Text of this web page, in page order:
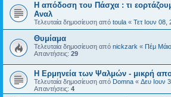
Η απόδοση του Πάσχα : τι
Αναλ
Τελευταία δημοσίευση από toula « Τετ Ιουν
Θυμίαμα
Τελευταία δημοσίευση από nickzark « Πέμ
Απαντήσεις: 29
Η Ερμηνεία των Ψαλμών - μικρή
Τελευταία δημοσίευση από Domna « Δευ Ιουν
Απαντήσεις: 4